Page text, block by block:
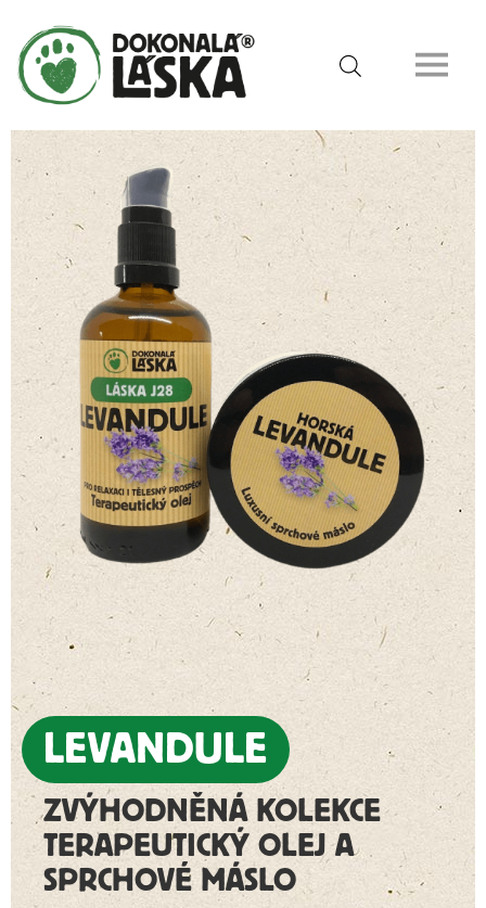
LEVANDULE
ZVÝHODNĚNÁ KOLEKCE
TERAPEUTICKÝ OLEJ A
SPRCHOVÉ MÁSLO